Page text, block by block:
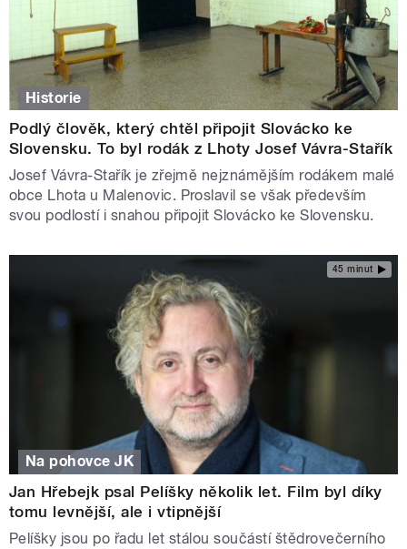
Historie
Podlý člověk, který chtěl připojit Slovácko ke
Slovensku. To byl rodák z Lhoty Josef Vávra-Stařík
Josef Vávra-Stařík je zřejmě nejznámějším rodákem malé
obce Lhota u Malenovic. Proslavil se však především
svou podlostí i snahou připojit Slovácko ke Slovensku.
45 minut
Na pohovce JK
Jan Hřebejk psal Pelíšky několik let. Film byl díky
tomu levnější, ale i vtipnější
Pelíšky jsou po řadu let stálou součástí štědrovečerního